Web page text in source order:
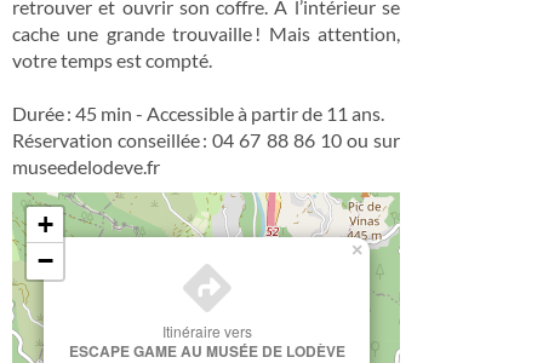
retrouver et ouvrir son coffre. A l’intérieur se
cache une grande trouvaille ! Mais attention,
votre temps est compté.
Durée : 45 min - Accessible à partir de 11 ans.
Réservation conseillée : 04 67 88 86 10 ou sur
museedelodeve.fr
Itinéraire vers
ESCAPE GAME AU MUSÉE DE LODÈVE
×
+
−